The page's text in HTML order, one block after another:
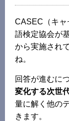
CASEC（キャ
語検定協会が
から実施され
ね。
回答が進むに
変化する次世
量に解く他の
きます。